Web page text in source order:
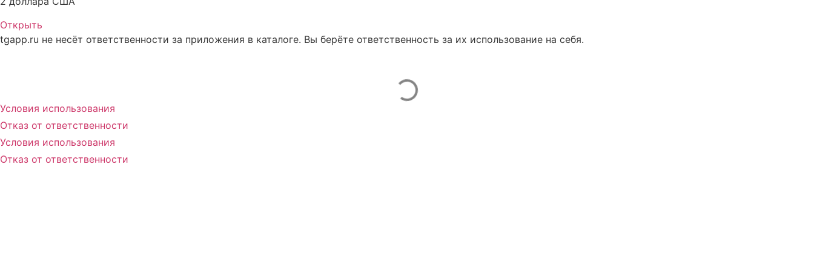
Открыть
tgapp.ru не несёт ответственности за приложения в каталоге. Вы берёте ответственность за их использование на себя.
Условия использования
Отказ от ответственности
Условия использования
Отказ от ответственности